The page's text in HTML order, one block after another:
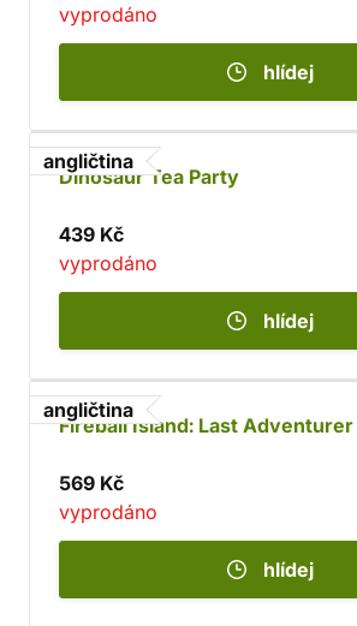
vyprodáno
hlídej
angličtina
Dinosaur Tea Party
439 Kč
vyprodáno
hlídej
angličtina
Fireball Island: Last Adventurer
569 Kč
vyprodáno
hlídej